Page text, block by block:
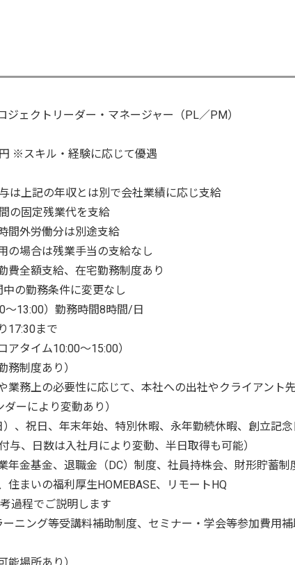
ジェクトリーダー・マネージャー（PL／PM）
※スキル・経験に応じて優遇
は上記の年収とは別で会社業績に応じ支給
の固定残業代を支給
間外労働分は別途支給
の場合は残業手当の支給なし
費全額支給、在宅勤務制度あり
の勤務条件に変更なし
〜13:00）勤務時間8時間/日
17:30まで
アタイム10:00〜15:00）
務制度あり）
業務上の必要性に応じて、本社への出社やクライアント
ーにより変動あり）
、祝日、年末年始、特別休暇、永年勤続休暇、創立記
与、日数は入社月により変動、半日取得も可能）
年金基金、退職金（DC）制度、社員持株会、財形貯蓄
住まいの福利厚生HOMEBASE、リモートHQ
過程でご説明します
ーニング等受講料補助制度、セミナー・学会等参加費用